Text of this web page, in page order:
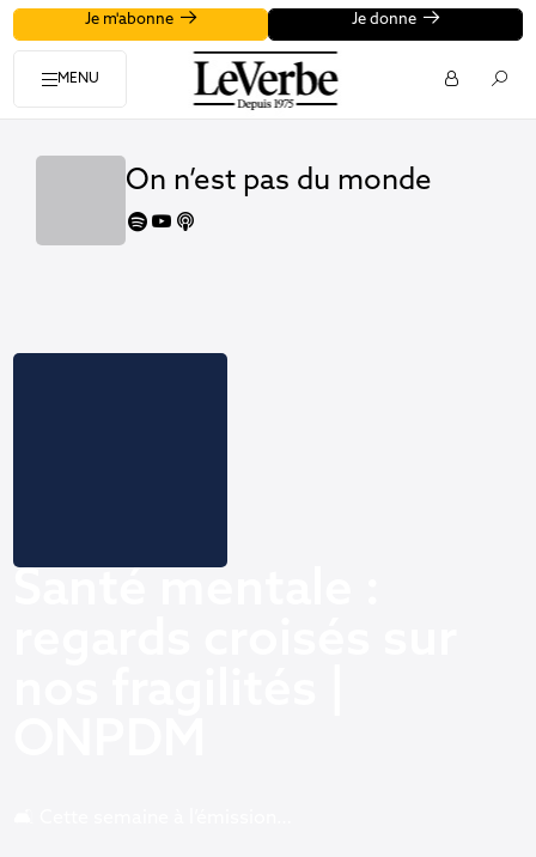
Je m'abonne Je donne
MENU
On n’est pas du monde